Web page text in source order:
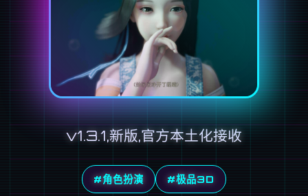
v1.3.1,新版,官方本土化接收
#角色扮演 #极品3D